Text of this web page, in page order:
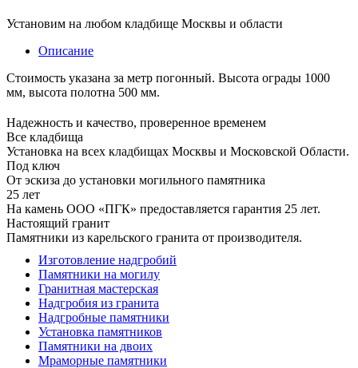
Установим на любом кладбище Москвы и области
Описание
Стоимость указана за метр погонный. Высота ограды 1000
мм, высота полотна 500 мм.
Надежность и качество, проверенное временем
Все кладбища
Установка на всех кладбищах Москвы и Московской Области.
Под ключ
От эскиза до установки могильного памятника
25 лет
На камень ООО «ПГК» предоставляется гарантия 25 лет.
Настоящий гранит
Памятники из карельского гранита от производителя.
Изготовление надгробий
Памятники на могилу
Гранитная мастерская
Надгробия из гранита
Надгробные памятники
Установка памятников
Памятники на двоих
Мраморные памятники